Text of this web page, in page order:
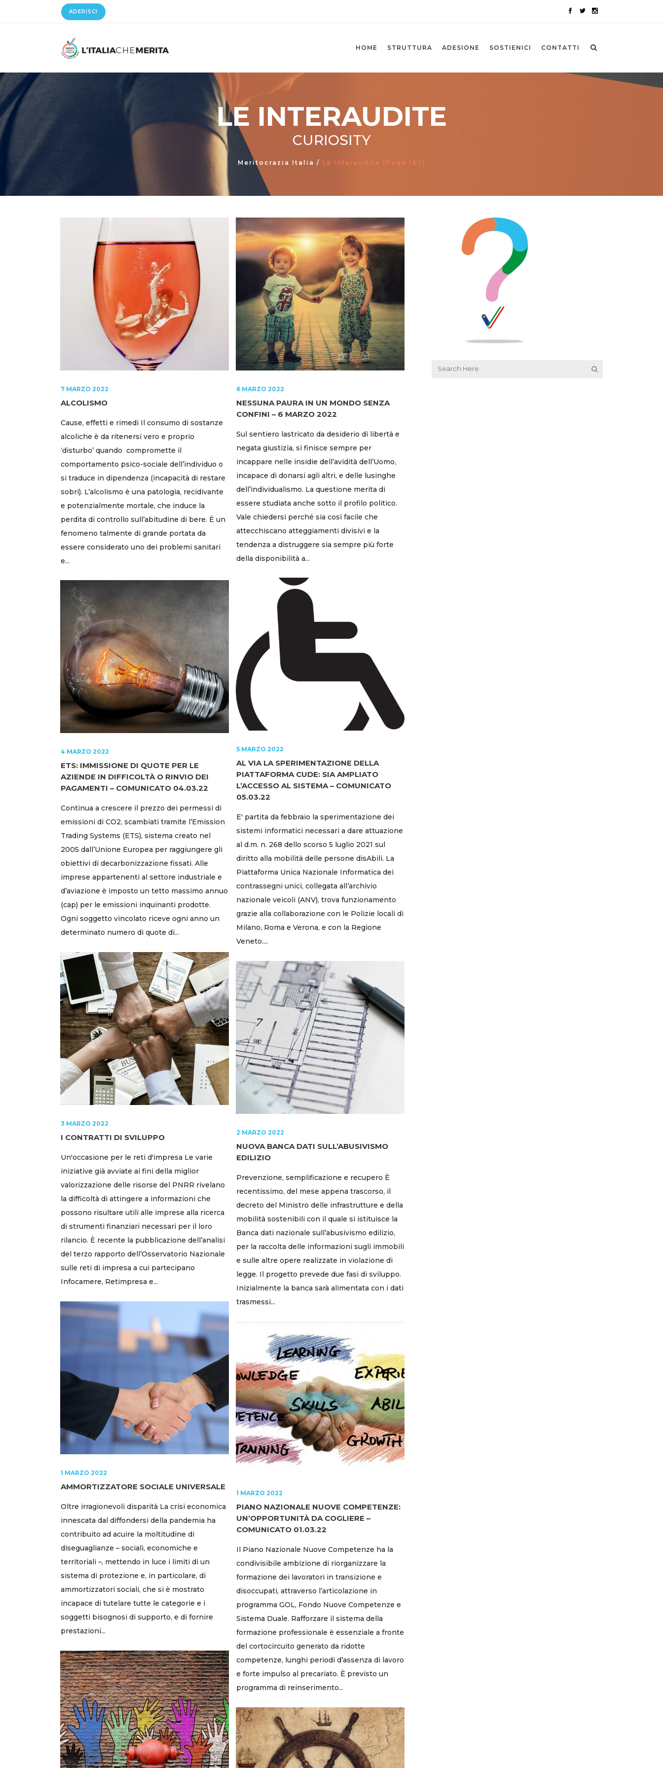
ADERISCI
HOME STRUTTURA ADESIONE SOSTIENICI CONTATTI
LE INTERAUDITE
CURIOSITY
Meritocrazia Italia / Le Interaudite (Page 167)
7 MARZO 2022
ALCOLISMO
Cause, effetti e rimedi Il consumo di sostanze
alcoliche è da ritenersi vero e proprio
‘disturbo’ quando compromette il
comportamento psico-sociale dell’individuo o
si traduce in dipendenza (incapacità di restare
sobri). L’alcolismo è una patologia, recidivante
e potenzialmente mortale, che induce la
perdita di controllo sull’abitudine di bere. È un
fenomeno talmente di grande portata da
essere considerato uno dei problemi sanitari
e...
6 MARZO 2022
NESSUNA PAURA IN UN MONDO SENZA
CONFINI – 6 MARZO 2022
Sul sentiero lastricato da desiderio di libertà e
negata giustizia, si finisce sempre per
incappare nelle insidie dell’avidità dell’Uomo,
incapace di donarsi agli altri, e delle lusinghe
dell’individualismo. La questione merita di
essere studiata anche sotto il profilo politico.
Vale chiedersi perché sia così facile che
attecchiscano atteggiamenti divisivi e la
tendenza a distruggere sia sempre più forte
della disponibilità a...
5 MARZO 2022
AL VIA LA SPERIMENTAZIONE DELLA
PIATTAFORMA CUDE: SIA AMPLIATO
L’ACCESSO AL SISTEMA – COMUNICATO
05.03.22
E' partita da febbraio la sperimentazione dei
sistemi informatici necessari a dare attuazione
al d.m. n. 268 dello scorso 5 luglio 2021 sul
diritto alla mobilità delle persone disAbili. La
Piattaforma Unica Nazionale Informatica dei
contrassegni unici, collegata all’archivio
nazionale veicoli (ANV), trova funzionamento
grazie alla collaborazione con le Polizie locali di
Milano, Roma e Verona, e con la Regione
Veneto....
4 MARZO 2022
ETS: IMMISSIONE DI QUOTE PER LE
AZIENDE IN DIFFICOLTÀ O RINVIO DEI
PAGAMENTI – COMUNICATO 04.03.22
Continua a crescere il prezzo dei permessi di
emissioni di CO2, scambiati tramite l’Emission
Trading Systems (ETS), sistema creato nel
2005 dall’Unione Europea per raggiungere gli
obiettivi di decarbonizzazione fissati. Alle
imprese appartenenti al settore industriale e
d’aviazione è imposto un tetto massimo annuo
(cap) per le emissioni inquinanti prodotte.
Ogni soggetto vincolato riceve ogni anno un
determinato numero di quote di...
3 MARZO 2022
I CONTRATTI DI SVILUPPO
Un'occasione per le reti d'impresa Le varie
iniziative già avviate ai fini della miglior
valorizzazione delle risorse del PNRR rivelano
la difficoltà di attingere a informazioni che
possono risultare utili alle imprese alla ricerca
di strumenti finanziari necessari per il loro
rilancio. È recente la pubblicazione dell’analisi
del terzo rapporto dell’Osservatorio Nazionale
sulle reti di impresa a cui partecipano
Infocamere, Retimpresa e...
2 MARZO 2022
NUOVA BANCA DATI SULL’ABUSIVISMO
EDILIZIO
Prevenzione, semplificazione e recupero È
recentissimo, del mese appena trascorso, il
decreto del Ministro delle infrastrutture e della
mobilità sostenibili con il quale si istituisce la
Banca dati nazionale sull’abusivismo edilizio,
per la raccolta delle informazioni sugli immobili
e sulle altre opere realizzate in violazione di
legge. Il progetto prevede due fasi di sviluppo.
Inizialmente la banca sarà alimentata con i dati
trasmessi...
1 MARZO 2022
AMMORTIZZATORE SOCIALE UNIVERSALE
Oltre irragionevoli disparità La crisi economica
innescata dal diffondersi della pandemia ha
contribuito ad acuire la moltitudine di
diseguaglianze – sociali, economiche e
territoriali –, mettendo in luce i limiti di un
sistema di protezione e, in particolare, di
ammortizzatori sociali, che si è mostrato
incapace di tutelare tutte le categorie e i
soggetti bisognosi di supporto, e di fornire
prestazioni...
1 MARZO 2022
PIANO NAZIONALE NUOVE COMPETENZE:
UN’OPPORTUNITÀ DA COGLIERE –
COMUNICATO 01.03.22
Il Piano Nazionale Nuove Competenze ha la
condivisibile ambizione di riorganizzare la
formazione dei lavoratori in transizione e
disoccupati, attraverso l’articolazione in
programma GOL, Fondo Nuove Competenze e
Sistema Duale. Rafforzare il sistema della
formazione professionale è essenziale a fronte
del cortocircuito generato da ridotte
competenze, lunghi periodi d’assenza di lavoro
e forte impulso al precariato. È previsto un
programma di reinserimento...